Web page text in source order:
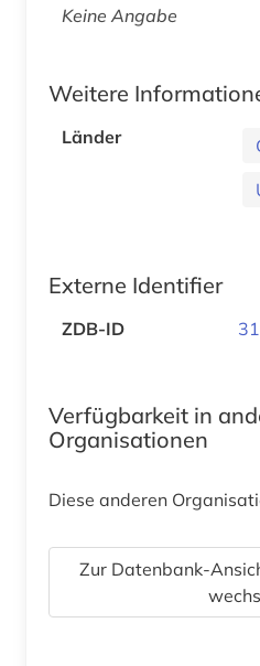
Keine Angabe
Weitere
Länder
Externe Identifier
ZDB-ID
Verfügbarkeit in
Organisationen
Diese anderen
Zur Datenbank-